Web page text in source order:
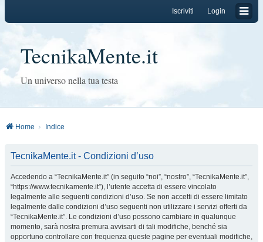
Login
Iscriviti
TecnikaMente.it
Un universo nella tua testa
Home Indice
TecnikaMente.it - Condizioni d’uso
Accedendo a “TecnikaMente.it” (in seguito “noi”, “nostro”, “TecnikaMente.it”,
“https://www.tecnikamente.it”), l’utente accetta di essere vincolato
legalmente alle seguenti condizioni d’uso. Se non accetti di essere limitato
legalmente dalle condizioni d’uso seguenti non utilizzare i servizi offerti da
“TecnikaMente.it”. Le condizioni d’uso possono cambiare in qualunque
momento, sarà nostra premura avvisarti di tali modifiche, benché sia
opportuno controllare con frequenza queste pagine per eventuali modifiche,